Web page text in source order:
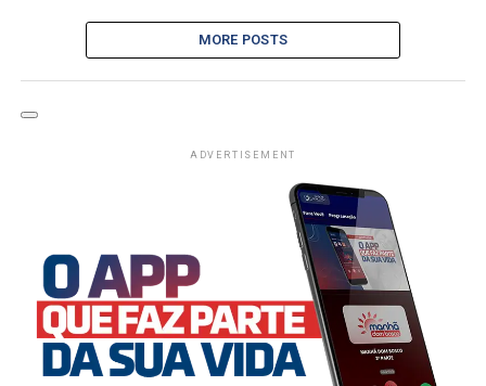
MORE POSTS
ADVERTISEMENT